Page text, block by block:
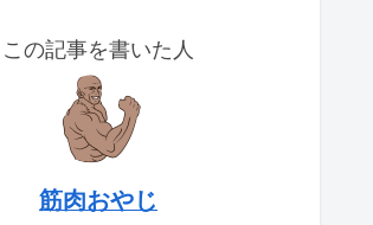
この記事を書いた人
筋肉おやじ